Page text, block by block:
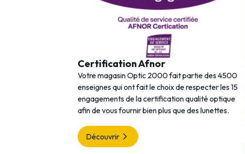
Certification Afnor
Votre magasin Optic 2000 fait partie des 4500
enseignes qui ont fait le choix de respecter les 15
engagements de la certification qualité optique
afin de vous fournir bien plus que des lunettes.
Découvrir